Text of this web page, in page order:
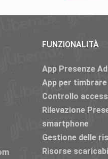
FUNZIONALITÀ
App Presenze
App per timbrare
Controllo
Rilevazione
smartphone
Gestione delle
Risorse